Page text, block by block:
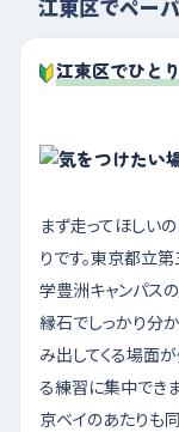
江東区でペー
江東区でひと
まず走ってほしい
りです。東京都立
学豊洲キャンパス
縁石でしっかり分
み出してくる場面
る練習に集中でき
京ベイのあたりも